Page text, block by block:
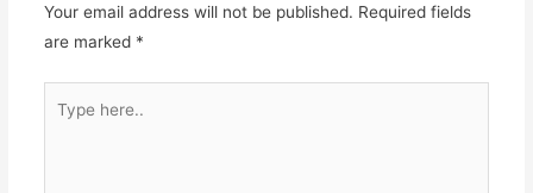
Your email address will not be published. Required fields
are marked *